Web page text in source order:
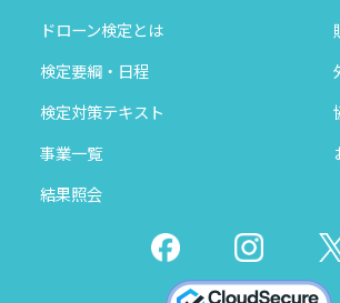
ドローン検定とは
検定要綱・日程
検定対策テキスト
事業一覧
結果照会